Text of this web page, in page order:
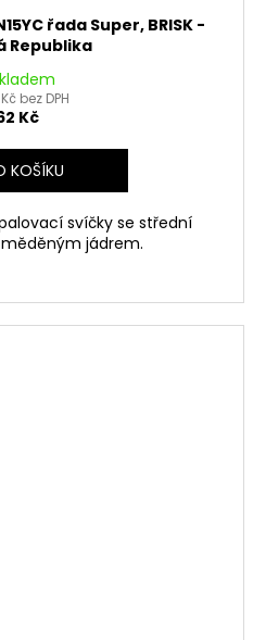
řada Super, BRISK -
Republika
bez DPH
Kč
KOŠÍKU
svíčky se střední
jádrem.